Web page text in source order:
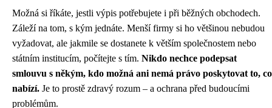
Možná si říkáte, jestli výpis potřebujete i při běžných obchodech.
Záleží na tom, s kým jednáte. Menší firmy si ho většinou nebudou
vyžadovat, ale jakmile se dostanete k větším společnostem nebo
státním institucím, počítejte s tím. Nikdo nechce podepsat
smlouvu s někým, kdo možná ani nemá právo poskytovat to, co
nabízí. Je to prostě zdravý rozum – a ochrana před budoucími
problémům.